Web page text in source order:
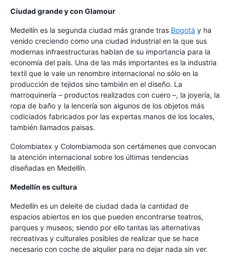
Ciudad grande y con Glamour
Medellín es la segunda ciudad más grande tras Bogotá y ha
venido creciendo como una ciudad industrial en la que sus
modernas infraestructuras hablan de su importancia para la
economía del país. Una de las más importantes es la industria
textil que le vale un renombre internacional no sólo en la
producción de tejidos sino también en el diseño. La
marroquinería – productos realizados con cuero –, la joyería, la
ropa de baño y la lencería son algunos de los objetos más
codiciados fabricados por las expertas manos de los locales,
también llamados paisas.
Colombiatex y Colombiamoda son certámenes que convocan
la atención internacional sobre los últimas tendencias
diseñadas en Medellín.
Medellín es cultura
Medellín es un deleite de ciudad dada la cantidad de
espacios abiertos en los que pueden encontrarse teatros,
parques y museos; siendo por ello tantas las alternativas
recreativas y culturales posibles de realizar que se hace
necesario con coche de alquiler para no dejar nada sin ver.